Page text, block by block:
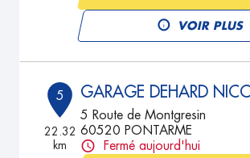
VOIR PLUS
5
22.32
km
GARAGE DEHARD
5 Route de Montgresin
60520 PONTARME
Fermé aujourd'hui